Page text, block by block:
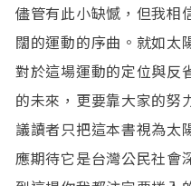
儘管有此小缺憾，但我相
闊的運動的序曲。就如太
對於這場運動的定位與反
的未來，更要靠大家的努
議讀者只把這本書視為太
應期待它是台灣公民社會